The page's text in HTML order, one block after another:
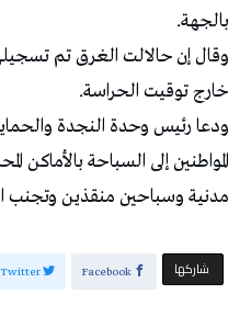
بالجهة.
وقال إن حالالت الغرق تم
خارج توقيت الحراسة.
ودعا رئيس وحدة النجدة
المواطنين إلى السباحة بالأماكن
مدنية وسباحين منقذين وتجنب
‫‫ شاركها‬ Facebook
Twitter